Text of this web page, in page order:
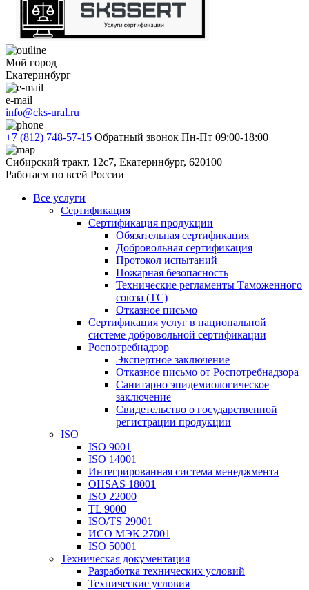
Мой город
Екатеринбург
e-mail
info@cks-ural.ru
+7 (812) 748-57-15 Обратный звонок Пн-Пт 09:00-18:00
Сибирский тракт, 12с7, Екатеринбург, 620100
Работаем по всей России
Все услуги
Сертификация
Сертификация продукции
Обязательная сертификация
Добровольная сертификация
Протокол испытаний
Пожарная безопасность
Технические регламенты Таможенного
союза (ТС)
Отказное письмо
Сертификация услуг в национальной
системе добровольной сертификации
Роспотребнадзор
Экспертное заключение
Отказное письмо от Роспотребнадзора
Санитарно эпидемиологическое
заключение
Свидетельство о государственной
регистрации продукции
ISO
ISO 9001
ISO 14001
Интегрированная система менеджмента
OHSAS 18001
ISO 22000
TL 9000
ISO/TS 29001
ИСО МЭК 27001
ISO 50001
Техническая документация
Разработка технических условий
Технические условия